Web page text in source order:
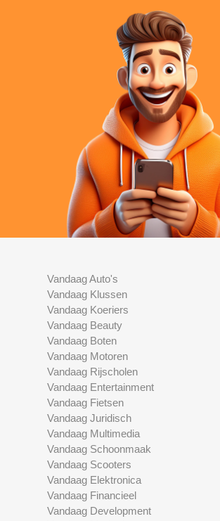
Vandaag Auto's
Vandaag Klussen
Vandaag Koeriers
Vandaag Beauty
Vandaag Boten
Vandaag Motoren
Vandaag Rijscholen
Vandaag Entertainment
Vandaag Fietsen
Vandaag Juridisch
Vandaag Multimedia
Vandaag Schoonmaak
Vandaag Scooters
Vandaag Elektronica
Vandaag Financieel
Vandaag Development